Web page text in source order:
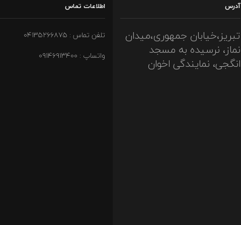
آدرس
تبریز،خیابان جمهوری،میدان
نماز، نرسیده به مسجد
انگجی، نمایندگی اخوان
اطلاعات تماس
تلفن تماس : ۰۴۱۳۵۲۶۶۸۷۵
واتساپ : ۰۹۱۴۶۹۱۳۴۰۰